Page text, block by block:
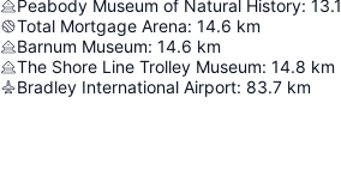
Peabody Museum of Natural History: 13.1
Total Mortgage Arena: 14.6 km
Barnum Museum: 14.6 km
The Shore Line Trolley Museum: 14.8 km
Bradley International Airport: 83.7 km